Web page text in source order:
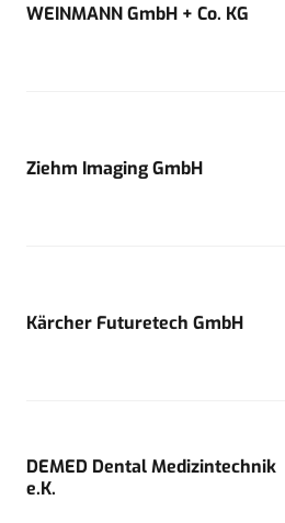
WEINMANN GmbH + Co. KG
Ziehm Imaging GmbH
Kärcher Futuretech GmbH
DEMED Dental Medizintechnik
e.K.